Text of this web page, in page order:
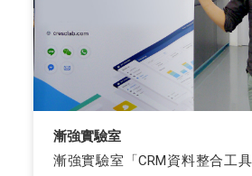
漸強實驗室
漸強實驗室「CRM資料整合工